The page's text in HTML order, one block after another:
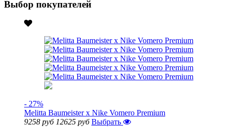
Выбор покупателей
- 27%
Melitta Baumeister x Nike Vomero Premium
9258 руб 12625 руб Выбрать